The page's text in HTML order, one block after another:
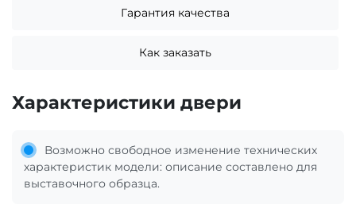
Гарантия качества
Как заказать
Характеристики двери
Возможно свободное изменение технических
характеристик модели: описание составлено для
выставочного образца.